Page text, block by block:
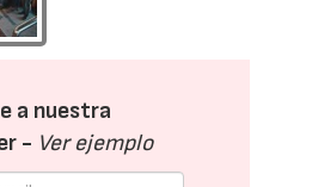
a nuestra
- Ver ejemplo